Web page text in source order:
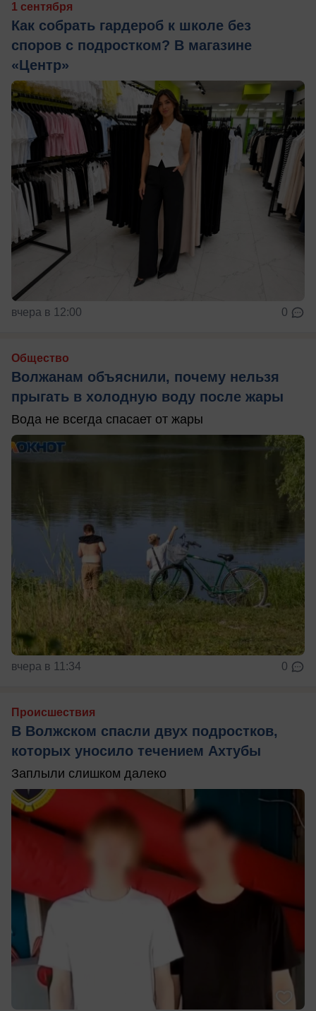
1 сентября
Как собрать гардероб к школе без
споров с подростком? В магазине
«Центр»
вчера в 12:00 0
Общество
Волжанам объяснили, почему нельзя
прыгать в холодную воду после жары
Вода не всегда спасает от жары
вчера в 11:34 0
Происшествия
В Волжском спасли двух подростков,
которых уносило течением Ахтубы
Заплыли слишком далеко